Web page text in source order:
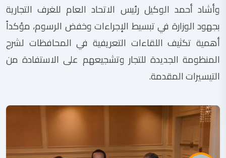
وأشاد أحمد الوكيل رئيس الاتحاد العام للغرف التجارية
بجهود الوزارة في تبسيط الإجراءات وخفض الرسوم، مؤكداً
أهمية تكثيف اللقاءات التعريفية في المحافظات لشرح
المنظومة الجديدة للتجار وتشجيعهم على الاستفادة من
التيسيرات المقدمة.